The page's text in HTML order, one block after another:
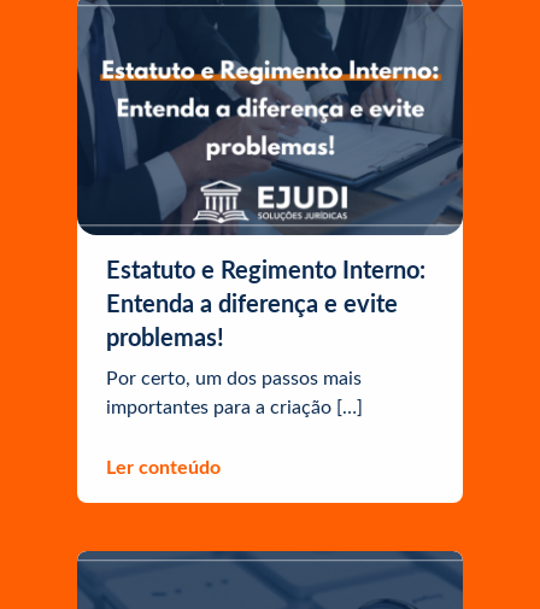
Estatuto e Regimento Interno:
Entenda a diferença e evite
problemas!
Por certo, um dos passos mais
importantes para a criação […]
Ler conteúdo